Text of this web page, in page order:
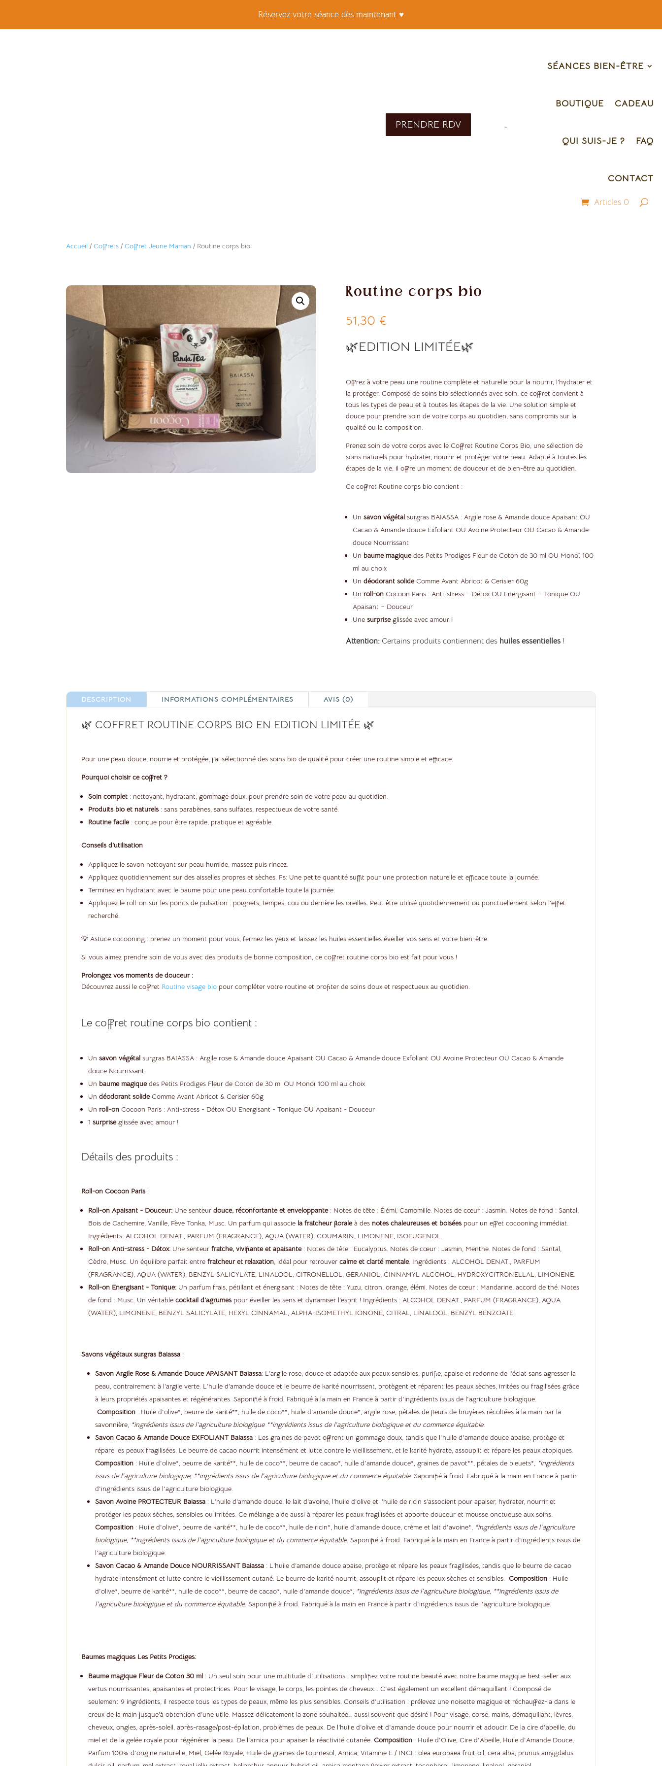
Réservez votre séance dès maintenant ♥
PRENDRE RDV
SÉANCES BIEN-ÊTRE
BOUTIQUE CADEAU
QUI SUIS-JE ? FAQ
CONTACT
Articles 0
Accueil /Coffrets /Coffret Jeune Maman / Routine corps bio
Routine corps bio
51,30 €
🌿EDITION LIMITÉE🌿
Offrez à votre peau une routine complète et naturelle pour la nourrir, l’hydrater et
la protéger. Composé de soins bio sélectionnés avec soin, ce coffret convient à
tous les types de peau et à toutes les étapes de la vie. Une solution simple et
douce pour prendre soin de votre corps au quotidien, sans compromis sur la
qualité ou la composition.
Prenez soin de votre corps avec le Coffret Routine Corps Bio, une sélection de
soins naturels pour hydrater, nourrir et protéger votre peau. Adapté à toutes les
étapes de la vie, il offre un moment de douceur et de bien-être au quotidien.
Ce coffret Routine corps bio contient :
Un savon végétalsurgras BAIASSA : Argile rose & Amande douce Apaisant OU
Cacao & Amande douce Exfoliant OU Avoine Protecteur OU Cacao & Amande
douce Nourrissant
Un baume magiquedes Petits Prodiges Fleur de Coton de 30 ml OU Monoï 100
ml au choix
Un déodorant solideComme Avant Abricot & Cerisier 60g
Un roll-onCocoon Paris : Anti-stress – Détox OU Energisant – Tonique OU
Apaisant – Douceur
Une surpriseglissée avec amour !
Attention:Certains produits contiennent des huiles essentielles!
DESCRIPTION INFORMATIONS COMPLÉMENTAIRES AVIS (0)
🌿 COFFRET ROUTINE CORPS BIO EN EDITION LIMITÉE 🌿
Pour une peau douce, nourrie et protégée, j’ai sélectionné des soins bio de qualité pour créer une routine simple et efficace.
Pourquoi choisir ce coffret ?
Soin complet : nettoyant, hydratant, gommage doux, pour prendre soin de votre peau au quotidien.
Produits bio et naturels : sans parabènes, sans sulfates, respectueux de votre santé.
Routine facile: conçue pour être rapide, pratique et agréable.
Conseils d’utilisation
Appliquez le savon nettoyant sur peau humide, massez puis rincez.
Appliquez quotidiennement sur des aisselles propres et sèches. Ps: Une petite quantité suffit pour une protection naturelle et efficace toute la journée.
Terminez en hydratant avec le baume pour une peau confortable toute la journée.
Appliquez le roll-on sur les points de pulsation : poignets, tempes, cou ou derrière les oreilles. Peut être utilisé quotidiennement ou ponctuellement selon l’effet
recherché.
💡 Astuce cocooning : prenez un moment pour vous, fermez les yeux et laissez les huiles essentielles éveiller vos sens et votre bien-être.
Si vous aimez prendre soin de vous avec des produits de bonne composition, ce coffret routine corps bio est fait pour vous !
Prolongez vos moments de douceur :
Découvrez aussi le coffret Routine visage bio pour compléter votre routine et profiter de soins doux et respectueux au quotidien.
Le coffret routine corps bio contient :
Unsavon végétal surgras BAIASSA : Argile rose & Amande douce Apaisant OU Cacao & Amande douce Exfoliant OU Avoine Protecteur OU Cacao & Amande
douce Nourrissant
Un baume magiquedes Petits Prodiges Fleur de Coton de 30 ml OU Monoï 100 ml au choix
Undéodorant solideComme Avant Abricot & Cerisier 60g
Unroll-on Cocoon Paris : Anti-stress - Détox OU Energisant - Tonique OU Apaisant - Douceur
1surpriseglissée avec amour !
Détails des produits :
Roll-on Cocoon Paris :
Roll-on Apaisant - Douceur: Une senteurdouce, réconfortante et enveloppante: Notes de tête : Élémi, Camomille. Notes de cœur : Jasmin. Notes de fond : Santal,
Bois de Cachemire, Vanille, Fève Tonka, Musc. Un parfum qui associe la fraîcheur floraleà desnotes chaleureuses et boisées pour un effet cocooning immédiat.
Ingrédients: ALCOHOL DENAT., PARFUM (FRAGRANCE), AQUA (WATER), COUMARIN, LIMONENE, ISOEUGENOL.
Roll-on Anti-stress - Détox: Une senteurfraîche, vivifiante et apaisante: Notes de tête : Eucalyptus. Notes de cœur : Jasmin, Menthe. Notes de fond : Santal,
Cèdre, Musc. Un équilibre parfait entrefraîcheur et relaxation , idéal pour retrouvercalme et clarté mentale. Ingrédients : ALCOHOL DENAT., PARFUM
(FRAGRANCE), AQUA (WATER), BENZYL SALICYLATE, LINALOOL, CITRONELLOL, GERANIOL, CINNAMYL ALCOHOL, HYDROXYCITRONELLAL, LIMONENE.
Roll-on Energisant - Tonique: Un parfum frais, pétillant et énergisant : Notes de tête : Yuzu, citron, orange, élémi. Notes de cœur : Mandarine, accord de thé. Notes
de fond : Musc. Un véritablecocktail d’agrumes pour éveiller les sens et dynamiser l’esprit ! Ingrédients : ALCOHOL DENAT., PARFUM (FRAGRANCE), AQUA
(WATER), LIMONENE, BENZYL SALICYLATE, HEXYL CINNAMAL, ALPHA-ISOMETHYL IONONE, CITRAL, LINALOOL, BENZYL BENZOATE.
Savons végétaux surgras Baiassa :
Savon Argile Rose & Amande Douce APAISANT Baiassa: L’argile rose, douce et adaptée aux peaux sensibles, purifie, apaise et redonne de l’éclat sans agresser la
peau, contrairement à l’argile verte. L’huile d’amande douce et le beurre de karité nourrissent, protègent et réparent les peaux sèches, irritées ou fragilisées grâce
à leurs propriétés apaisantes et régénérantes. Saponifié à froid. Fabriqué à la main en France à partir d'ingrédients issus de l'agriculture biologique.
Composition : Huile d'olive*, beurre de karité**, huile de coco**, huile d'amande douce*, argile rose, pétales de fleurs de bruyères récoltées à la main par la
savonnière, *ingrédients issus de l'agriculture biologique **ingrédients issus de l'agriculture biologique et du commerce équitable.
Savon Cacao & Amande Douce EXFOLIANT Baiassa : Les graines de pavot offrent un gommage doux, tandis que l'huile d'amande douce apaise, protège et
répare les peaux fragilisées. Le beurre de cacao nourrit intensément et lutte contre le vieillissement, et le karité hydrate, assouplit et répare les peaux atopiques.
Composition : Huile d'olive*, beurre de karité**, huile de coco**, beurre de cacao*, huile d'amande douce*, graines de pavot**, pétales de bleuets*,
*ingrédients
issus de l'agriculture biologique, **ingrédients issus de l'agriculture biologique et du commerce équitable.Saponifié à froid. Fabriqué à la main en France à partir
d'ingrédients issus de l'agriculture biologique.
Savon Avoine PROTECTEUR Baiassa : L’huile d’amande douce, le lait d’avoine, l’huile d’olive et l’huile de ricin s’associent pour apaiser, hydrater, nourrir et
protéger les peaux sèches, sensibles ou irritées. Ce mélange aide aussi à réparer les peaux fragilisées et apporte douceur et mousse onctueuse aux soins.
Composition : Huile d'olive*, beurre de karité**, huile de coco**, huile de ricin*, huile d'amande douce, crème et lait d'avoine*,
*ingrédients issus de l'agriculture
biologique, **ingrédients issus de l'agriculture biologique et du commerce équitable.Saponifié à froid. Fabriqué à la main en France à partir d'ingrédients issus de
l'agriculture biologique.
Savon Cacao & Amande Douce NOURRISSANT Baiassa : L’huile d’amande douce apaise, protège et répare les peaux fragilisées, tandis que le beurre de cacao
hydrate intensément et lutte contre le vieillissement cutané. Le beurre de karité nourrit, assouplit et répare les peaux sèches et sensibles.Composition : Huile
d'olive*, beurre de karité**, huile de coco**, beurre de cacao*, huile d'amande douce*,
*ingrédients issus de l'agriculture biologique, **ingrédients issus de
l'agriculture biologique et du commerce équitable.Saponifié à froid. Fabriqué à la main en France à partir d'ingrédients issus de l'agriculture biologique.
Baumes magiques Les Petits Prodiges:
Baume magique Fleur de Coton 30 ml : Un seul soin pour une multitude d'utilisations : simplifiez votre routine beauté avec notre baume magique best-seller aux
vertus nourrissantes, apaisantes et protectrices. Pour le visage, le corps, les pointes de cheveux... C'est également un excellent démaquillant ! Composé de
seulement 9 ingrédients, il respecte tous les types de peaux, même les plus sensibles. Conseils d’utilisation : prélevez une noisette magique et réchauffez-la dans le
creux de la main jusque’à obtention d’une utile. Massez délicatement la zone souhaitée… aussi souvent que désiré ! Pour visage, corse, mains, démaquillant, lèvres,
cheveux, ongles, après-soleil, après-rasage/post-épilation, problèmes de peaux. De l’huile d’olive et d'amande douce pour nourrir et adoucir. De la cire d'abeille, du
miel et de la gelée royale pour régénérer la peau. De l'arnica pour apaiser la réactivité cutanée.Composition : Huile d'Olive, Cire d'Abeille, Huile d'Amande Douce,
Parfum 100% d'origine naturelle, Miel, Gelée Royale, Huile de graines de tournesol, Arnica, Vitamine E / INCI : olea europaea fruit oil, cera alba, prunus amygdalus